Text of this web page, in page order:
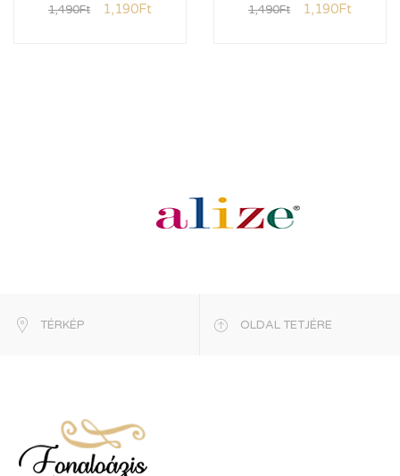
1,490Ft 1,190Ft 1,490Ft 1,190Ft
TÉRKÉP OLDAL TETJÉRE